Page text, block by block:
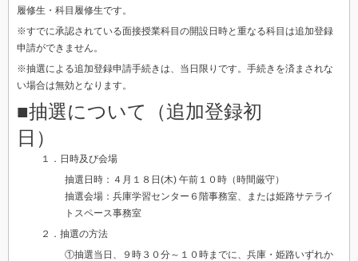
履修生・科目履修生です。
※すでに承認されている面接授業科目の開設日時と重なる科目は追加登録
申請ができません。
※抽選による追加登録申請手続きは、当日限りです。手続きを済まされな
い場合は無効となります。
■抽選について（追加登録初
日）
１．日時及び会場
抽選日時：４ 月１８日(木) 午前１０時（時間厳守）
抽選会場：兵庫学習センター６階事務室、または姫路サテライ
トスペース事務室
２．抽選の方法
①抽選当日、
９時３０分～１０時までに、 兵庫・姫路いずれか